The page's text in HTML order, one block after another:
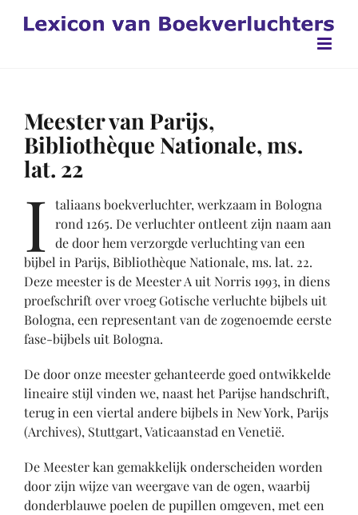
naar
Meester van Parijs,
Bibliothèque Nationale, ms.
lat. 22
I taliaans boekverluchter, werkzaam in Bologna
rond 1265. De verluchter ontleent zijn naam aan
de door hem verzorgde verluchting van een
bijbel in Parijs, Bibliothèque Nationale, ms. lat. 22.
Deze meester is de Meester A uit Norris 1993, in diens
proefschrift over vroeg Gotische verluchte bijbels uit
Bologna, een representant van de zogenoemde eerste
fase-bijbels uit Bologna.
De door onze meester gehanteerde goed ontwikkelde
lineaire stijl vinden we, naast het Parijse handschrift,
terug in een viertal andere bijbels in New York, Parijs
(Archives), Stuttgart, Vaticaanstad en Venetië.
De Meester kan gemakkelijk onderscheiden worden
door zijn wijze van weergave van de ogen, waarbij
donderblauwe poelen de pupillen omgeven, met een